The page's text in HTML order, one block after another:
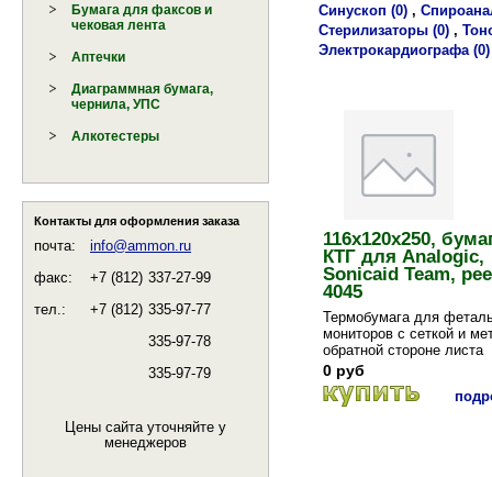
Бумага для факсов и
чековая лента
Аптечки
Диаграммная бумага,
чернила, УПС
Алкотестеры
Контакты для оформления заказа
почта:
info@ammon.ru
факс:
+7 (812) 337-27-99
тел.:
+7 (812) 335-97-77
335-97-78
335-97-79
Цены сайта уточняйте у
менеджеров
Синускоп (0) ,
Стерилизаторы (0) ,
Электрокардиографа (0)
116х120х250,
КТГ для Analogic,
Sonicaid Team,
4045
Термобумага для
мониторов с сеткой и
обратной стороне листа
0 руб